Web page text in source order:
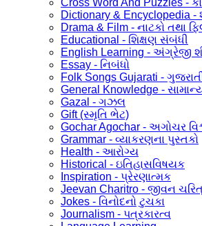
Cross Word And Puzzles -
Dictionary & Encyclopedia -
Drama & Film - નાટકો તથા
Educational - શિક્ષણ સંબંધી
English Learning - અંગ્રેજી
Essay - નિબંધો
Folk Songs Gujarati -
General Knowledge -
Gazal - ગઝલ
Gift (સ્મૃતિ ભેટ)
Gochar Agochar - અગોચર
Grammar - વ્યાકરણના પુસ્તકો
Health - આરોગ્ય
Historical - ઇતિહાસવિષયક
Inspiration - પ્રેરણાત્મક
Jeevan Charitro - જીવન
Jokes - વિનોદનો ટુચકા
Journalism - પત્રકારત્વ